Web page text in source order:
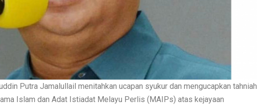
Putra Jamalullail menitahkan ucapan syukur dan mengucapkan tahniah
Islam dan Adat Istiadat Melayu Perlis (MAIPs) atas kejayaan